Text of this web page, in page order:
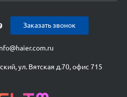
ул. Вятская д.70, офис 715
Заказать звонок